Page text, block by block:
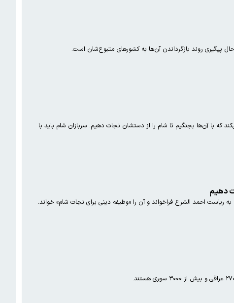
پیگیری روند بازگرداندن آن‌ها به کشورهای متبوع‌شان است.
با آن‌ها بجنگیم تا شام را از دستشان نجات دهیم. سربازان شام باید با
دهیم
ریاست احمد الشرع فراخواند و آن را «وظیفه دینی برای نجات شام» خواند.